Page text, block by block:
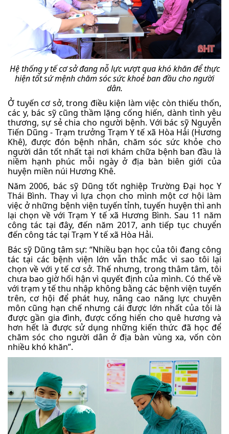
Hệ thống y tế cơ sở đang nỗ lực vượt qua khó khăn để thực
hiện tốt sứ mệnh chăm sóc sức khoẻ ban đầu cho người
dân.
Ở tuyến cơ sở, trong điều kiện làm việc còn thiếu thốn,
các y, bác sỹ cũng thầm lặng cống hiến, dành tình yêu
thương, sự sẻ chia cho người bệnh. Với bác sỹ Nguyễn
Tiến Dũng - Trạm trưởng Trạm Y tế xã Hòa Hải (Hương
Khê), được đón bệnh nhân, chăm sóc sức khỏe cho
người dân tốt nhất tại nơi khám chữa bệnh ban đầu là
niềm hạnh phúc mỗi ngày ở địa bàn biên giới của
huyện miền núi Hương Khê.
Năm 2006, bác sỹ Dũng tốt nghiệp Trường Đại học Y
Thái Bình. Thay vì lựa chọn cho mình một cơ hội làm
việc ở những bệnh viện tuyến tỉnh, tuyến huyện thì anh
lại chọn về với Trạm Y tế xã Hương Bình. Sau 11 năm
công tác tại đây, đến năm 2017, anh tiếp tục chuyển
đến công tác tại Trạm Y tế xã Hòa Hải.
Bác sỹ Dũng tâm sự: “Nhiều bạn học của tôi đang công
tác tại các bệnh viện lớn vẫn thắc mắc vì sao tôi lại
chọn về với y tế cơ sở. Thế nhưng, trong thâm tâm, tôi
chưa bao giờ hối hận vì quyết định của mình. Có thể về
với trạm y tế thu nhập không bằng các bệnh viện tuyến
trên, cơ hội để phát huy, nâng cao năng lực chuyên
môn cũng hạn chế nhưng cái được lớn nhất của tôi là
được gần gia đình, được cống hiến cho quê hương và
hơn hết là được sử dụng những kiến thức đã học để
chăm sóc cho người dân ở địa bàn vùng xa, vốn còn
nhiều khó khăn”.